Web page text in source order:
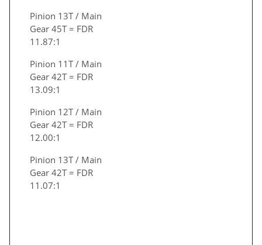
Pinion 13T / Main
Gear 45T = FDR
11.87:1
Pinion 11T / Main
Gear 42T = FDR
13.09:1
Pinion 12T / Main
Gear 42T = FDR
12.00:1
Pinion 13T / Main
Gear 42T = FDR
11.07:1